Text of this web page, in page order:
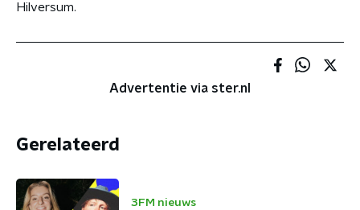
Hilversum.
Advertentie via ster.nl
Gerelateerd
3FM nieuws